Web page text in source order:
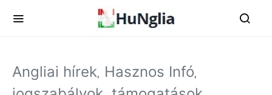
Angliai hírek Hasznos Infó